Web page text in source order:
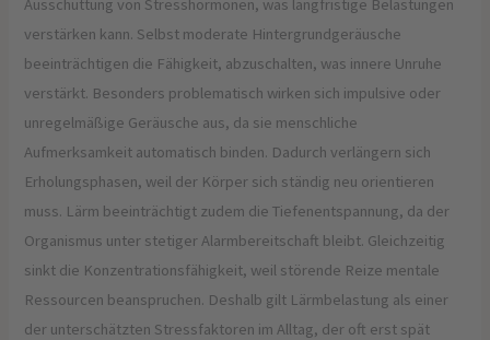
Ausschüttung von Stresshormonen, was langfristige Belastungen
verstärken kann. Selbst moderate Hintergrundgeräusche
beeinträchtigen die Fähigkeit, abzuschalten, was innere Unruhe
verstärkt. Besonders problematisch wirken sich impulsive oder
unregelmäßige Geräusche aus, da sie menschliche
Aufmerksamkeit automatisch binden. Dadurch verlängern sich
Erholungsphasen, weil der Körper sich ständig neu orientieren
muss. Lärm beeinträchtigt zudem die Tiefenentspannung, da der
Organismus unter stetiger Alarmbereitschaft bleibt. Gleichzeitig
sinkt die Konzentrationsfähigkeit, weil störende Reize mentale
Ressourcen beanspruchen. Deshalb gilt Lärmbelastung als einer
der unterschätzten Stressfaktoren im Alltag, der oft erst spät